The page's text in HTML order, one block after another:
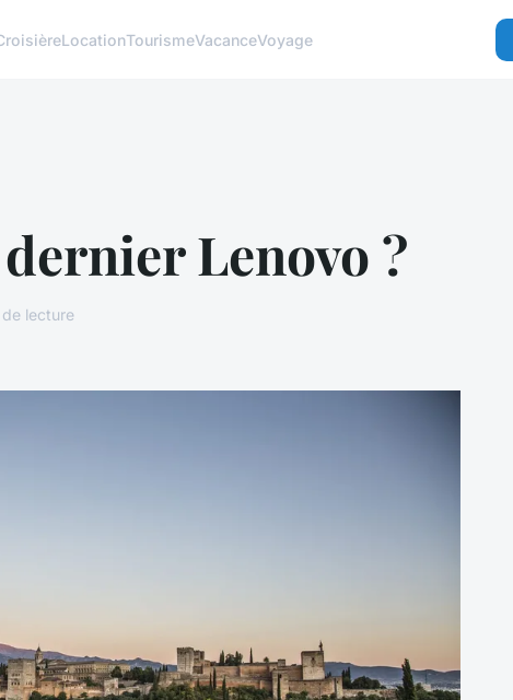
LocationTourismeVacanceVoyage
Lenovo ?
lecture